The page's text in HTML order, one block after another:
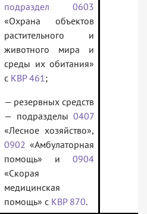
подраздел 0603
«Охрана объектов
растительного и
животного мира и
среды их обитания»
с КВР 461;
— резервных средств
— подразделы 0407
«Лесное хозяйство»,
0902 «Амбулаторная
помощь» и 0904
«Скорая
медицинская
помощь» с КВР 870.